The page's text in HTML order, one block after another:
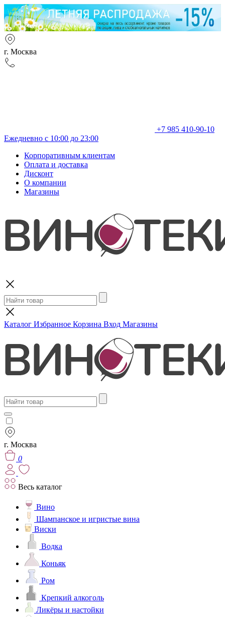
г. Москва
+7 985 410-90-10
Ежедневно с 10:00 до 23:00
Корпоративным клиентам
Оплата и доставка
Дисконт
О компании
Магазины
Каталог Избранное Корзина Вход Магазины
г. Москва
0
Весь каталог
Вино
Шампанское и игристые вина
Виски
Водка
Коньяк
Ром
Крепкий алкоголь
Ликёры и настойки